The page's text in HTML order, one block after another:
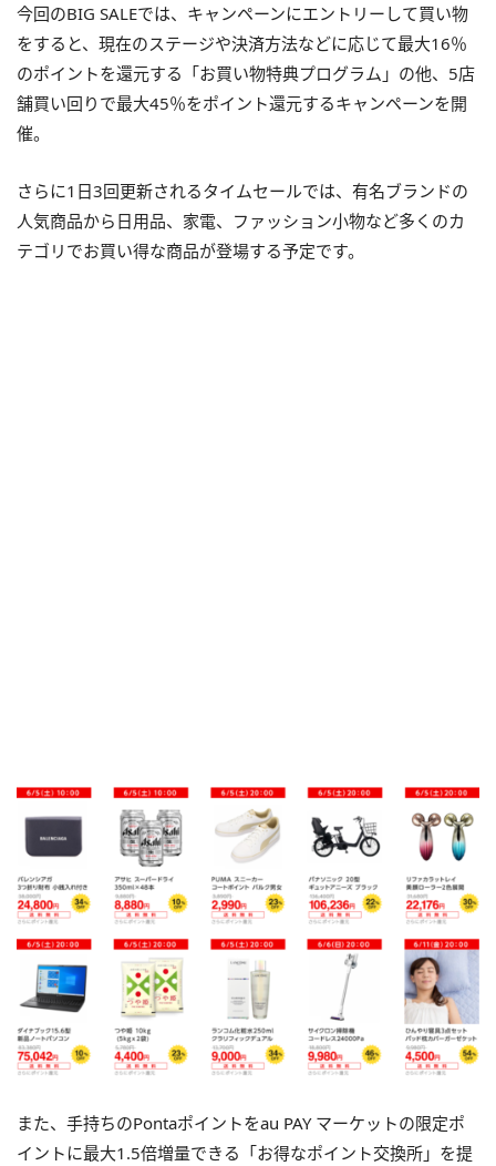
今回のBIG SALEでは、キャンペーンにエントリーして買い物
をすると、現在のステージや決済方法などに応じて最大16％
のポイントを還元する「お買い物特典プログラム」の他、5店
舗買い回りで最大45％をポイント還元するキャンペーンを開
催。
さらに1日3回更新されるタイムセールでは、有名ブランドの
人気商品から日用品、家電、ファッション小物など多くのカ
テゴリでお買い得な商品が登場する予定です。
また、手持ちのPontaポイントをau PAY マーケットの限定ポ
イントに最大1.5倍増量できる「お得なポイント交換所」を提